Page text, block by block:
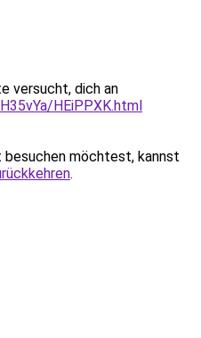
versucht, dich an
HEiPPXK.html
möchtest, kannst
.